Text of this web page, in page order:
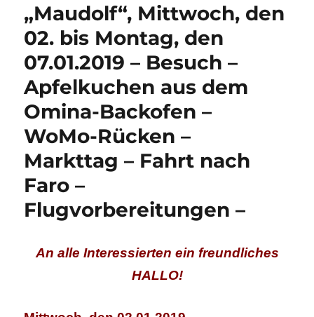
„Maudolf“, Mittwoch, den
02. bis Montag, den
07.01.2019 – Besuch –
Apfelkuchen aus dem
Omina-Backofen –
WoMo-Rücken –
Markttag – Fahrt nach
Faro –
Flugvorbereitungen –
An alle Interessierten ein freundliches
HALLO!